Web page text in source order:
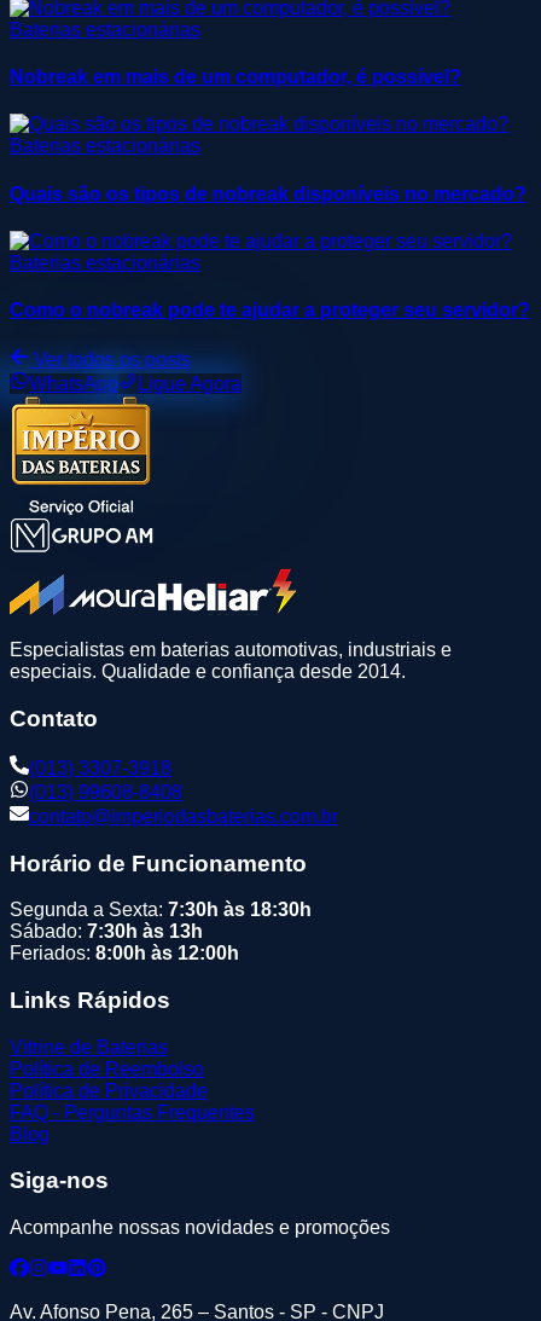
Baterias estacionárias
Nobreak em mais de um computador, é possível?
Baterias estacionárias
Quais são os tipos de nobreak disponíveis no mercado?
Baterias estacionárias
Como o nobreak pode te ajudar a proteger seu servidor?
Ver todos os posts
WhatsApp
Ligue Agora
Especialistas em baterias automotivas, industriais e
especiais. Qualidade e confiança desde 2014.
Contato
(013) 3307-3918
(013) 99608-8408
contato@imperiodasbaterias.com.br
Horário de Funcionamento
Segunda a Sexta: 7:30h às 18:30h
Sábado: 7:30h às 13h
Feriados: 8:00h às 12:00h
Links Rápidos
Vitrine de Baterias
Política de Reembolso
Política de Privacidade
FAQ - Perguntas Frequentes
Blog
Siga-nos
Acompanhe nossas novidades e promoções
Av. Afonso Pena, 265 – Santos - SP - CNPJ